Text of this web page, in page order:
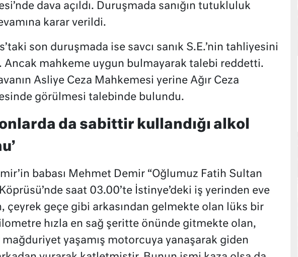
dava açıldı. Duruşmada sanığın tutukluluk
karar verildi.
son duruşmada ise savcı sanık S.E.’nin tahliyesini
Ancak mahkeme uygun bulmayarak talebi reddetti.
Asliye Ceza Mahkemesi yerine Ağır Ceza
görülmesi talebinde bulundu.
da sabittir kullandığı alkol
babası Mehmet Demir “Oğlumuz Fatih Sultan
saat 03.00’te İstinye’deki iş yerinden eve
çeyrek geçe gibi arkasından gelmekte olan lüks bir
hızla en sağ şeritte önünde gitmekte olan,
mağduriyet yaşamış motorcuya yanaşarak giden